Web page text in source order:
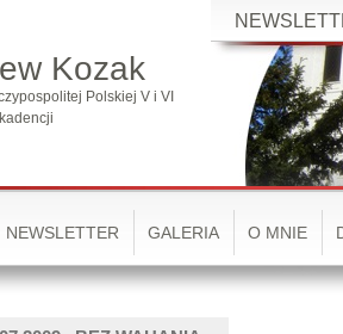
Kozak
Polskiej V i VI
kadencji
NEWSLETTER GALERIA O MNIE